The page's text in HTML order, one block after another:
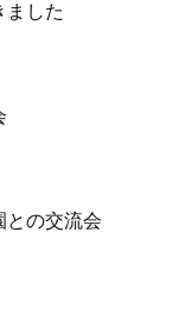
ました
との交流会